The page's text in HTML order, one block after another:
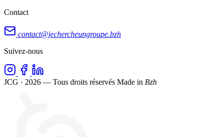
Contact
contact@jechercheungroupe.bzh
Suivez-nous
JCG · 2026 — Tous droits réservés Made in Bzh